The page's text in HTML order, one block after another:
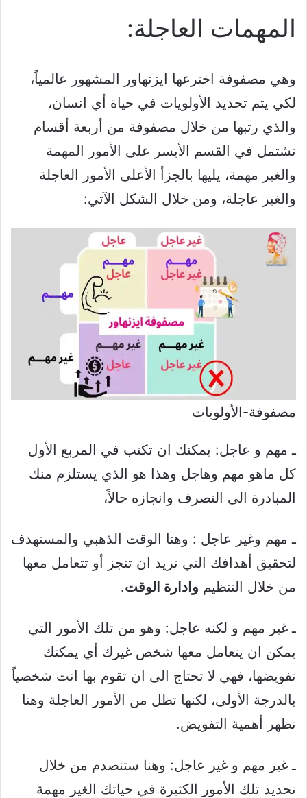
المهمات العاجلة:
وهي مصفوفة اخترعها ايزنهاور المشهور عالمياً،
لكي يتم تحديد الأولويات في حياة أي انسان،
والذي رتبها من خلال مصفوفة من أربعة أقسام
تشتمل في القسم الأيسر على الأمور المهمة
والغير مهمة، يليها بالجزأ الأعلى الأمور العاجلة
والغير عاجلة، ومن خلال الشكل الآتي:
مصفوفة-الأولويات
ـ مهم و عاجل: يمكنك ان تكتب في المربع الأول
كل ماهو مهم وهاجل وهذا هو الذي يستلزم منك
المبادرة الى التصرف وانجازه حالاً،
ـ مهم وغير عاجل : وهنا الوقت الذهبي والمستهدف
لتحقيق أهدافك التي تريد ان تنجز أو تتعامل معها
من خلال التنظيم وادارة الوقت.
ـ غير مهم و لكنه عاجل: وهو من تلك الأمور التي
يمكن ان يتعامل معها شخص غيرك أي يمكنك
تفويضها، فهي لا تحتاج الى ان تقوم بها انت شخصياً
بالدرجة الأولى، لكنها تظل من الأمور العاجلة وهنا
تظهر أهمية التفويض.
ـ غير مهم و غير عاجل: وهنا ستنصدم من خلال
تحديد تلك الأمور الكثيرة في حياتك الغير مهمة